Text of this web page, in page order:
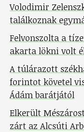
Volodimir
találkoznak
Felvonszolta a
akarta lökni volt
A túlárazott
forintot követel
Ádám barátjától
Elkerült
zárt az Alcsúti